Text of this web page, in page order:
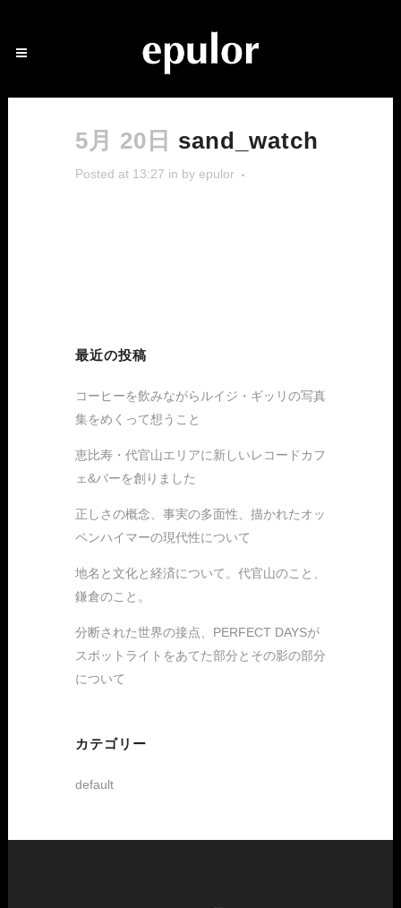
5月 20日 sand_watch
Posted at 13:27 in by epulor
最近の投稿
コーヒーを飲みながらルイジ・ギッリの写真
集をめくって想うこと
恵比寿・代官山エリアに新しいレコードカフ
ェ&バーを創りました
正しさの概念、事実の多面性、描かれたオッ
ペンハイマーの現代性について
地名と文化と経済について。代官山のこと、
鎌倉のこと。
分断された世界の接点、PERFECT DAYSが
スポットライトをあてた部分とその影の部分
について
カテゴリー
default